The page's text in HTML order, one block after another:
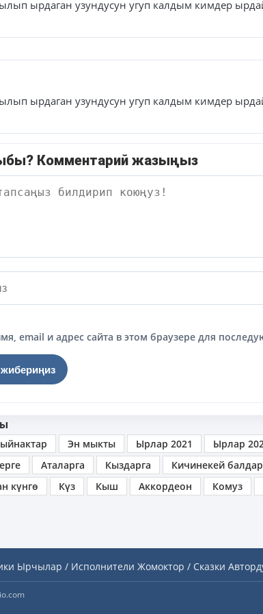
ырдаган узундусун угуп калдым кимдер
ырдаган узундусун угуп калдым кимдер
Комментарий жазыңыз
email и адрес сайта в этом браузере для
Эн мыкты Ырлар 2021 Ырлар
Аталарга Кыздарга Кичинекей
күнгө Күз Кыш Аккордеон Комуз
Ырчылар / Исполнители Жомоктор / Сказки